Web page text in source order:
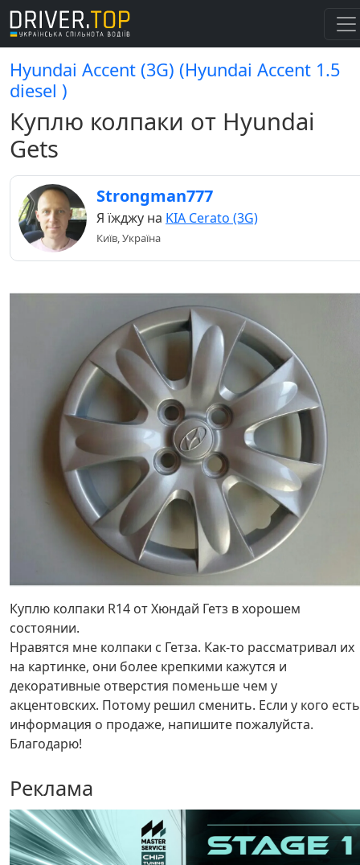
Hyundai Accent (3G) (Hyundai Accent 1.5
diesel )
Куплю колпаки от Hyundai
Gets
Strongman777
Я їжджу на KIA Cerato (3G)
Київ, Україна
Куплю колпаки R14 от Хюндай Гетз в хорошем
состоянии.
Нравятся мне колпаки с Гетза. Как-то рассматривал их
на картинке, они более крепкими кажутся и
декоративные отверстия поменьше чем у
акцентовских. Потому решил сменить. Если у кого есть
информация о продаже, напишите пожалуйста.
Благодарю!
Реклама